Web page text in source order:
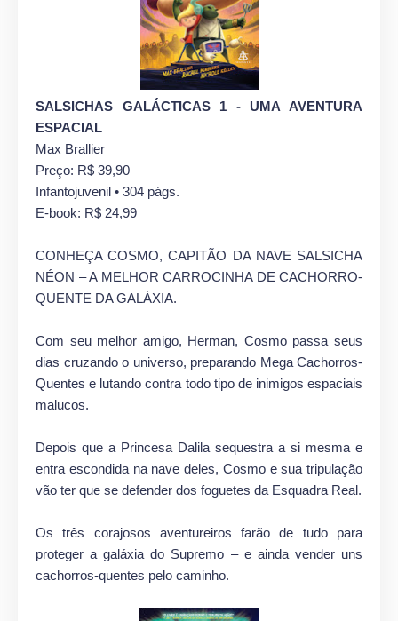
SALSICHAS GALÁCTICAS 1 - UMA AVENTURA
ESPACIAL
Max Brallier
Preço: R$ 39,90
Infantojuvenil • 304 págs.
E-book: R$ 24,99
CONHEÇA COSMO, CAPITÃO DA NAVE SALSICHA
NÉON – A MELHOR CARROCINHA DE CACHORRO-
QUENTE DA GALÁXIA.
Com seu melhor amigo, Herman, Cosmo passa seus
dias cruzando o universo, preparando Mega Cachorros-
Quentes e lutando contra todo tipo de inimigos espaciais
malucos.
Depois que a Princesa Dalila sequestra a si mesma e
entra escondida na nave deles, Cosmo e sua tripulação
vão ter que se defender dos foguetes da Esquadra Real.
Os três corajosos aventureiros farão de tudo para
proteger a galáxia do Supremo – e ainda vender uns
cachorros-quentes pelo caminho.